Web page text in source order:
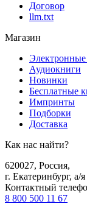
Договор
llm.txt
Магазин
Аудиокниги
Новинки
Бесплатные
Импринты
Подборки
Доставка
Как нас найти?
620027, Россия,
г. Екатеринбург, а/
Контактный
8 800 500 11 67